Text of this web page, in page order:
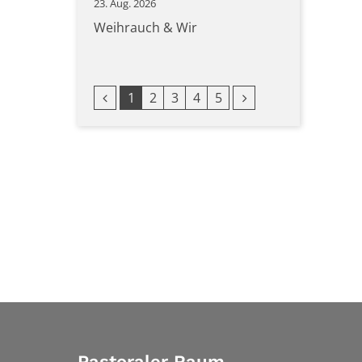
23. Aug. 2026
Weihrauch & Wir
Vorherige Seite
1 2 3 4 5 Nächste Seite